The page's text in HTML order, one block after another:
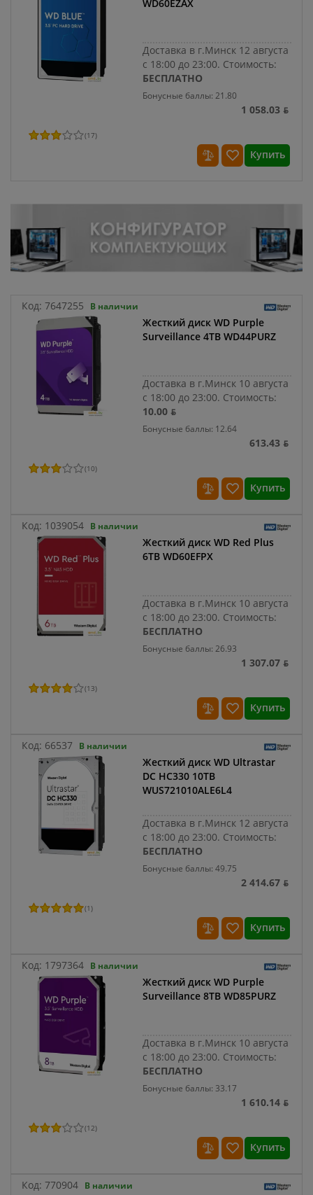
WD60EZAX
Доставка в г.Минск 12 августа
с 18:00 до 23:00. Стоимость:
БЕСПЛАТНО
Бонусные баллы: 21.80
1 058.03 ƃ
(17)
Купить
Код: 7647255 В наличии
Жесткий диск WD Purple
Surveillance 4TB WD44PURZ
Доставка в г.Минск 10 августа
с 18:00 до 23:00. Стоимость:
10.00 ƃ
Бонусные баллы: 12.64
613.43 ƃ
(10)
Купить
Код: 1039054 В наличии
Жесткий диск WD Red Plus
6TB WD60EFPX
Доставка в г.Минск 10 августа
с 18:00 до 23:00. Стоимость:
БЕСПЛАТНО
Бонусные баллы: 26.93
1 307.07 ƃ
(13)
Купить
Код: 66537 В наличии
Жесткий диск WD Ultrastar
DC HC330 10TB
WUS721010ALE6L4
Доставка в г.Минск 12 августа
с 18:00 до 23:00. Стоимость:
БЕСПЛАТНО
Бонусные баллы: 49.75
2 414.67 ƃ
(1)
Купить
Код: 1797364 В наличии
Жесткий диск WD Purple
Surveillance 8TB WD85PURZ
Доставка в г.Минск 10 августа
с 18:00 до 23:00. Стоимость:
БЕСПЛАТНО
Бонусные баллы: 33.17
1 610.14 ƃ
(12)
Купить
Код: 770904 В наличии